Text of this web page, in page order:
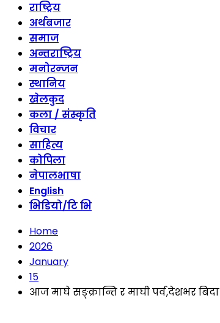
राष्ट्रिय
अर्थबजार
समाज
अन्तराष्ट्रिय
मनोरन्जन
स्थानिय
खेलकुद
कला / संस्कृति
विचार
साहित्य
कोपिला
नेपालभाषा
English
भिडियो/टि भि
Home
2026
January
15
आज माघे सङ्क्रान्ति र माघी पर्व,देशभर बिदा